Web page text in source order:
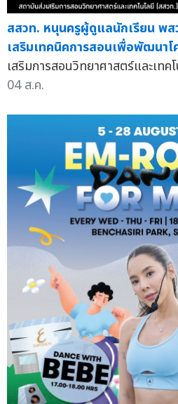
สสวท. หนุนครูผู้ดูแลนักเรียน พส
เสริมเทคนิคการสอนเพื่อพัฒนาโ
เสริมการสอนวิทยาศาสตร์และเทค
04 ส.ค.